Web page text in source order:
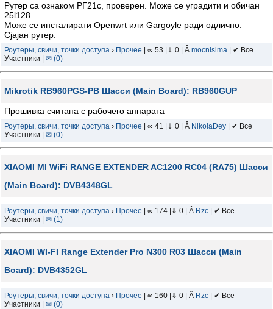
Рутер са ознаком РГ21с, проверен. Може се уградити и обичан
25l128.
Може се инсталирати Openwrt или Gargoyle ради одлично.
Сјајан рутер.
Роутеры, свичи, точки доступа › Прочее | ∞ 53 |⇓ 0 | Â mocnisima | ✔ Все
Участники | ✉ (0)
Mikrotik RB960PGS-PB Шасси (Main Board): RB960GUP
Прошивка считана с рабочего аппарата
Роутеры, свичи, точки доступа › Прочее | ∞ 41 |⇓ 0 | Â NikolaDey | ✔ Все
Участники | ✉ (0)
XIAOMI MI WiFi RANGE EXTENDER AC1200 RC04 (RA75) Шасси
(Main Board): DVB4348GL
Роутеры, свичи, точки доступа › Прочее | ∞ 174 |⇓ 0 | Â Rzc | ✔ Все
Участники | ✉ (1)
XIAOMI WI-FI Range Extender Pro N300 R03 Шасси (Main
Board): DVB4352GL
Роутеры, свичи, точки доступа › Прочее | ∞ 160 |⇓ 0 | Â Rzc | ✔ Все
Участники | ✉ (0)